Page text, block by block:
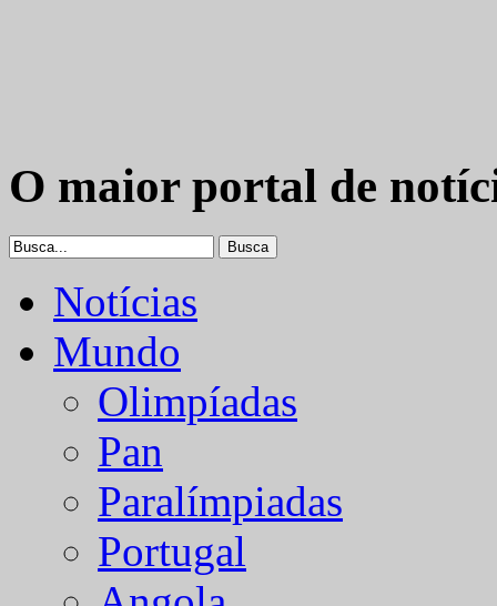
O maior portal de
Notícias
Mundo
Olimpíadas
Pan
Paralímpiadas
Portugal